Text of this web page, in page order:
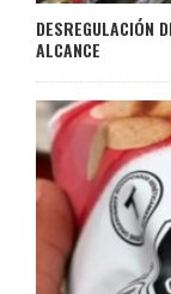
DESREGULACIÓN
ALCANCE